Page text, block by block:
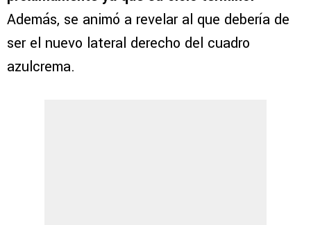
Además, se animó a revelar al que debería de
ser el nuevo lateral derecho del cuadro
azulcrema.